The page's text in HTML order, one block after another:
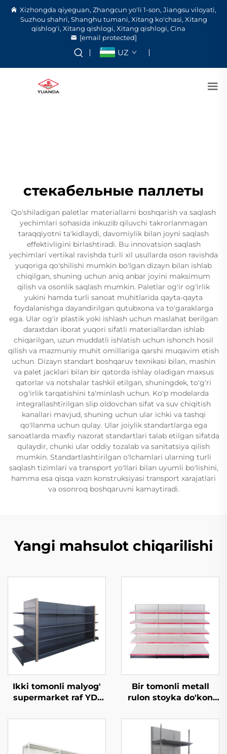
Xizhongda qiyeguan, Zhangcun yo'li 1-son, Jiangsu viloyati,
Suzhou shahri, Shanghu tumani, Xitang ko'chasi, Xitang
qishlog'i, Xitang qishlogi, Xitang qishlogi, Cina
[email protected]
UZ
стекабельные паллеты
Qo'shiladigan paletlar materiallarni boshqarish va saqlash
yechimlari sohasida inkuzib qiluvchi takrorlanmagan
taraqqiyotni ta'kidlaydi, davomiylik bilan joyni saqlash
effektivligini birlashtiradi. Bu innovatsion saqlash
yechimlari vertikal ravishda turli xil usullarda oson ravishda
yuqoriga qo'shilishi mumkin bo'lgan dizayn bilan ishlab
chiqilgan, shuning uchun aniq anbar joyini maksimum
qilish va osonlik saqlash mumkin. Paletlar og'ir og'irlik
yukini hamda turli sanoat muhitlarida qayta-qayta
foydalanishga dayandirilgan qutubxona va to'garaklarga
ega. Ular og'ir plastik yoki ishlash uchun maslahat berilgan
daraxtdan iborat yuqori sifatli materiallardan ishlab
chiqarilgan, uzun muddatli ishlatish uchun ishonch hosil
qilish va mazmuniy muhit omillariga qarshi muqavim etish
uchun. Dizayn standart boshqaruv texnikasi bilan, mashin
va palet jacklari bilan bir qatorda ishlay oladigan maxsus
qatorlar va notshalar tashkil etilgan, shuningdek, to'g'ri
og'irlik tarqatishini ta'minlash uchun. Ko'p modelarda
integrallashtirilgan slip oldovchan sifat va suv chiqitish
kanallari mavjud, shuning uchun ular ichki va tashqi
qo'llanma uchun qulay. Ular joiylik standartlarga ega
sanoatlarda maxfiy nazorat standartlari talab etilgan sifatda
qulaydir, chunki ular oddiy tozalab va sanitatsiya qilish
mumkin. Standartlashtirilgan o'lchamlari ularning turli
saqlash tizimlari va transport yo'llari bilan uyumli bo'lishini,
hamma esa qisqa vazn konstruksiyasi transport xarajatlari
va osonroq boshqaruvni kamaytiradi.
Yangi mahsulot chiqarilishi
Ikki tomonli malyog'
supermarket raf YD-
Bir tomonli metall
rulon stoyka do'kon
sotiladi YD-S003